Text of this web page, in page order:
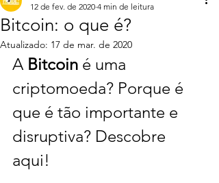
Bitcoin: o que é?
12 de fev. de 2020 4 min de leitura
Atualizado: 17 de mar. de 2020
A Bitcoin é uma
criptomoeda? Porque é
que é tão importante e
disruptiva? Descobre
aqui!